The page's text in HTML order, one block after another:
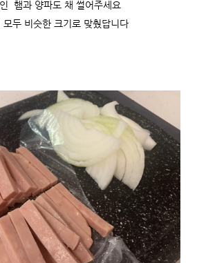
햄과 양파도 채 썰어주세요
모두 비슷한 크기로 맞췄답니다